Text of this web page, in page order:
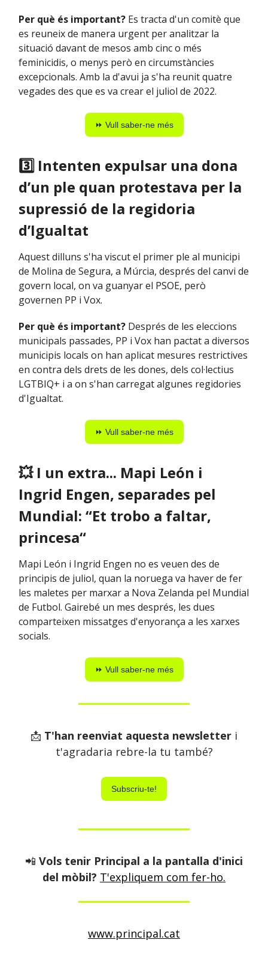
Per què és important? Es tracta d'un comitè que
es reuneix de manera urgent per analitzar la
situació davant de mesos amb cinc o més
feminicidis, o menys però en circumstàncies
excepcionals. Amb la d'avui ja s'ha reunit quatre
vegades des que es va crear el juliol de 2022.
⏩ Vull saber-ne més
3️⃣ Intenten expulsar una dona
d’un ple quan protestava per la
supressió de la regidoria
d’Igualtat
Aquest dilluns s'ha viscut el primer ple al municipi
de Molina de Segura, a Múrcia, després del canvi de
govern local, on va guanyar el PSOE, però
governen PP i Vox.
Per què és important? Després de les eleccions
municipals passades, PP i Vox han pactat a diversos
municipis locals on han aplicat mesures restrictives
en contra dels drets de les dones, dels col·lectius
LGTBIQ+ i a on s'han carregat algunes regidories
d'Igualtat.
⏩ Vull saber-ne més
💥I un extra... Mapi León i
Ingrid Engen, separades pel
Mundial: “Et trobo a faltar,
princesa“
Mapi León i Ingrid Engen no es veuen des de
principis de juliol, quan la noruega va haver de fer
les maletes per marxar a Nova Zelanda pel Mundial
de Futbol. Gairebé un mes després, les dues
comparteixen missatges d'enyorança a les xarxes
socials.
⏩ Vull saber-ne més
📩 T'han reenviat aquesta newsletter i
t'agradaria rebre-la tu també?
Subscriu-te!
📲 Vols tenir Principal a la pantalla d'inici
del mòbil? T'expliquem com fer-ho.
www.principal.cat